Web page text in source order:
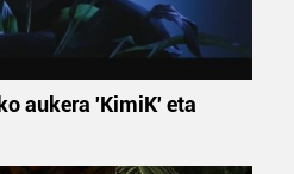
aukera 'KimiK' eta